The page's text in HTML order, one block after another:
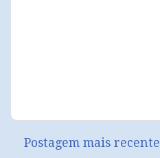
Postagem mais recente